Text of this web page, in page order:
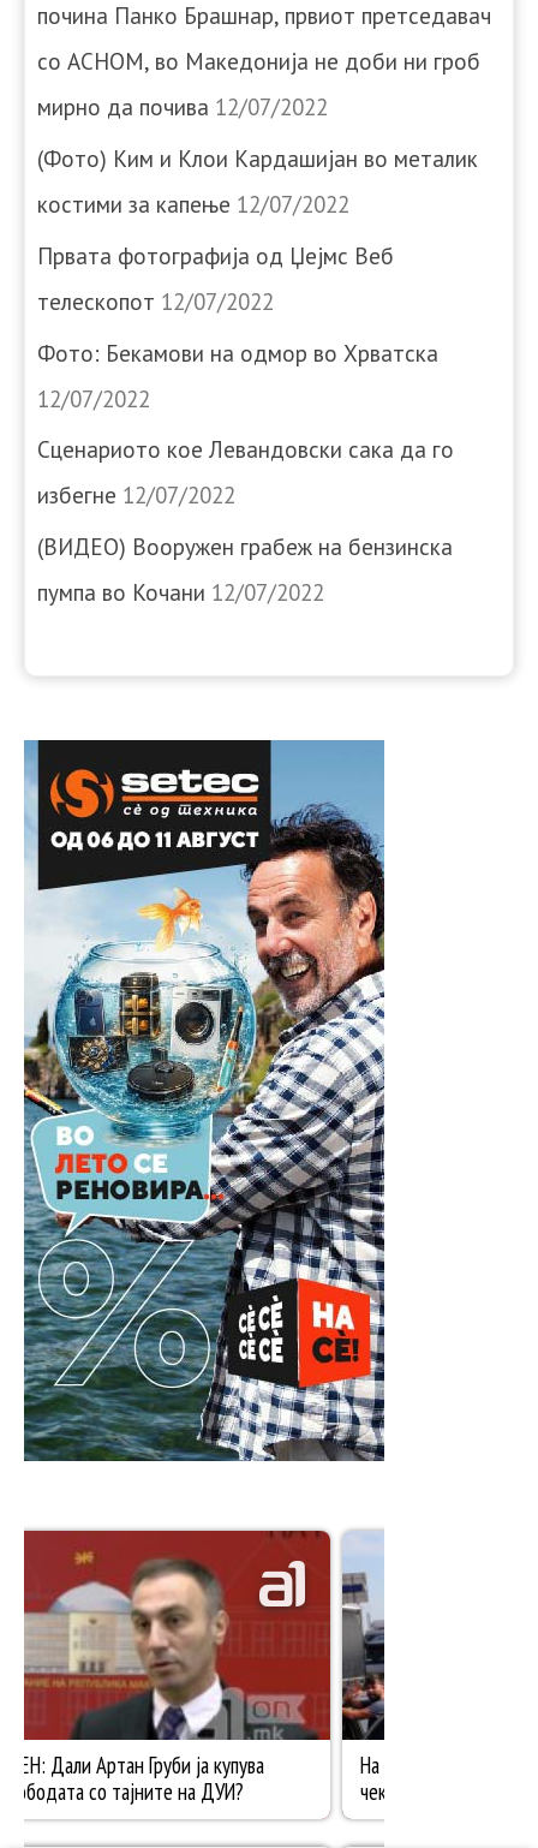
почина Панко Брашнар, првиот претседавач
со АСНОМ, во Македонија не доби ни гроб
мирно да почива 12/07/2022
(Фото) Ким и Клои Кардашијан во металик
костими за капење 12/07/2022
Првата фотографија од Џејмс Веб
телескопот 12/07/2022
Фото: Бекамови на одмор во Хрватска
12/07/2022
Сценариото кое Левандовски сака да го
избегне 12/07/2022
(ВИДЕО) Вооружен грабеж на бензинска
пумпа во Кочани 12/07/2022